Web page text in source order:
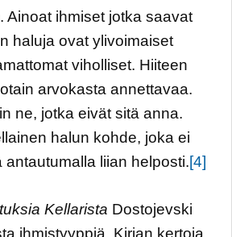
Ainoat ihmiset jotka saavat
haluja ovat ylivoimaiset
viholliset. Hiiteen
arvokasta annettavaa.
ne, jotka eivät sitä anna.
halun kohde, joka ei
antautumalla liian helposti.[4]
Kellarista Dostojevski
ihmistyyppiä. Kirjan kertoja